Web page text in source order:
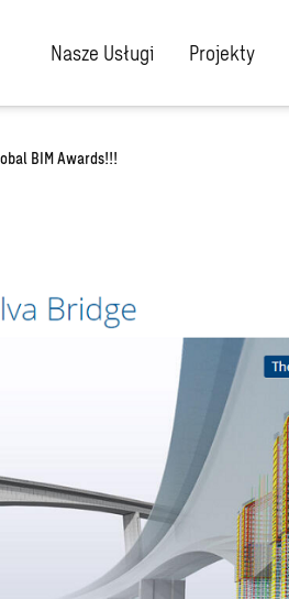
Nasze Usługi Projekty
BIM Awards!!!